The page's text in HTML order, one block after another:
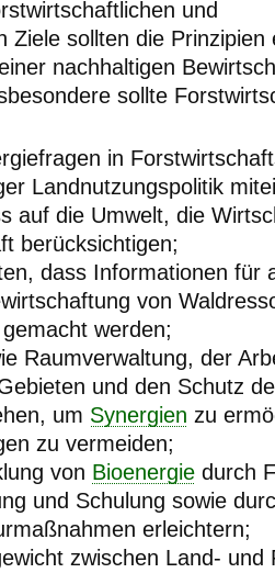
und
Ziele sollten die
nachhaltigen
sollte
in
Landnutzungspolitik
auf die Umwelt, die
berücksichtigen;
dass Informationen für
von
werden;
Raumverwaltung, der
und den Schutz
um Synergien zu
zu vermeiden;
von Bioenergie durch
und Schulung sowie
erleichtern;
zwischen Land- und